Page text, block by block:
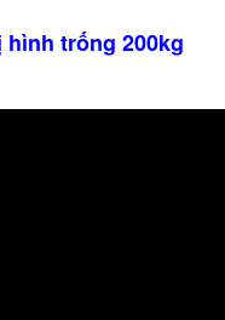
trống 200kg